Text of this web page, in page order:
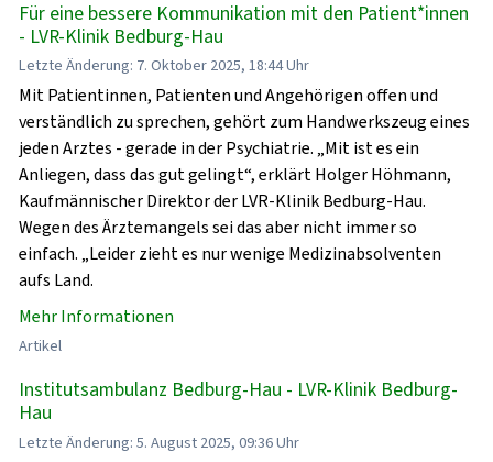
Für eine bessere Kommunikation mit den Patient*innen
- LVR-Klinik Bedburg-Hau
Letzte Änderung: 7. Oktober 2025, 18:44 Uhr
Mit Patientinnen, Patienten und Angehörigen offen und
verständlich zu sprechen, gehört zum Handwerkszeug eines
jeden Arztes - gerade in der Psychiatrie. „Mit ist es ein
Anliegen, dass das gut gelingt“, erklärt Holger Höhmann,
Kaufmännischer Direktor der LVR-Klinik Bedburg-Hau.
Wegen des Ärztemangels sei das aber nicht immer so
einfach. „Leider zieht es nur wenige Medizinabsolventen
aufs Land.
Mehr Informationen
Artikel
Institutsambulanz Bedburg-Hau - LVR-Klinik Bedburg-
Hau
Letzte Änderung: 5. August 2025, 09:36 Uhr